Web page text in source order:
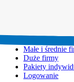
Małe i średnie
Duże firmy
Pakiety
Logowanie